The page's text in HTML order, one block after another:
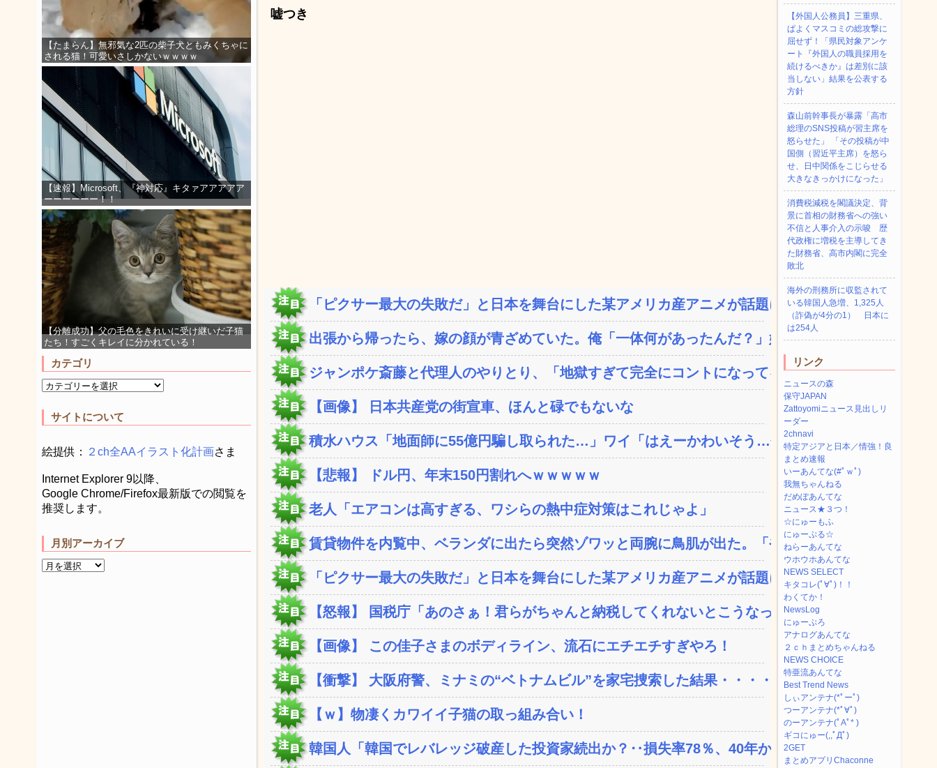
【たまらん】無邪気な2匹の柴子犬ともみくちゃに
される猫！可愛いさしかないｗｗｗｗ
【速報】Microsoft、『神対応』キタァアアアアア
ーーーーーー！！
【分離成功】父の毛色をきれいに受け継いだ子猫
たち！すごくキレイに分かれている！
カテゴリ
サイトについて
絵提供： ２ch全AAイラスト化計画さま
Internet Explorer 9以降、
Google Chrome/Firefox最新版での閲覧を
推奨します。
月別アーカイブ
嘘つき
「ピクサー最大の失敗だ」と日本を舞台にした某アメリカ産アニメが話題に、...
出張から帰ったら、嫁の顔が青ざめていた。俺「一体何があったんだ？」嫁「...
ジャンポケ斎藤と代理人のやりとり、「地獄すぎて完全にコントになってる…...
【画像】 日本共産党の街宣車、ほんと碌でもないな
積水ハウス「地面師に55億円騙し取られた…」ワイ「はえーかわいそう…会...
【悲報】 ドル円、年末150円割れへｗｗｗｗｗ
老人「エアコンは高すぎる、ワシらの熱中症対策はこれじゃよ」
賃貸物件を内覧中、ベランダに出たら突然ゾワッと両腕に鳥肌が出た。「やっ...
「ピクサー最大の失敗だ」と日本を舞台にした某アメリカ産アニメが話題に、...
【怒報】 国税庁「あのさぁ！君らがちゃんと納税してくれないとこうなっち...
【画像】 この佳子さまのボディライン、流石にエチエチすぎやろ！
【衝撃】 大阪府警、ミナミの“ベトナムビル”を家宅捜索した結果・・・・...
【ｗ】物凄くカワイイ子猫の取っ組み合い！
韓国人「韓国でレバレッジ破産した投資家続出か？‥損失率78％、40年か...
【外国人公務員】三重県、
ぱよくマスコミの総攻撃に
屈せず！「県民対象アンケ
ート『外国人の職員採用を
続けるべきか』は差別に該
当しない」結果を公表する
方針
森山前幹事長が暴露「高市
総理のSNS投稿が習主席を
怒らせた」 「その投稿が中
国側（習近平主席）を怒ら
せ、日中関係をこじらせる
大きなきっかけになった」
消費税減税を閣議決定、背
景に首相の財務省への強い
不信と人事介入の示唆 歴
代政権に増税を主導してき
た財務省、高市内閣に完全
敗北
海外の刑務所に収監されて
いる韓国人急増、1,325人
（詐偽が4分の1） 日本に
は254人
リンク
ニュースの森
保守JAPAN
Zattoyomiニュース見出しリ
ーダー
2chnavi
特定アジアと日本／情強！良
まとめ速報
いーあんてな(#ﾟｗﾟ)
我無ちゃんねる
だめぽあんてな
ニュース★３つ！
☆にゅーもふ
にゅーぷる☆
ねらーあんてな
ウホウホあんてな
NEWS SELECT
キタコレ(ﾟ∀ﾟ)！！
わくてか！
NewsLog
にゅーぷろ
アナログあんてな
２ｃｈまとめちゃんねる
NEWS CHOICE
特亜流あんてな
Best Trend News
しぃアンテナ(*ﾟーﾟ)
つーアンテナ(*ﾟ∀ﾟ)
のーアンテナ(ﾟAﾟ* )
ギコにゅー(,,ﾟДﾟ)
2GET
まとめアプリChaconne